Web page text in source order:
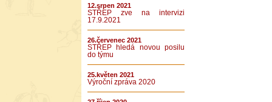
12.srpen 2021
STŘEP zve na intervizi
17.9.2021
26.červenec 2021
STŘEP hledá novou posilu
do týmu
25.květen 2021
Výroční zpráva 2020